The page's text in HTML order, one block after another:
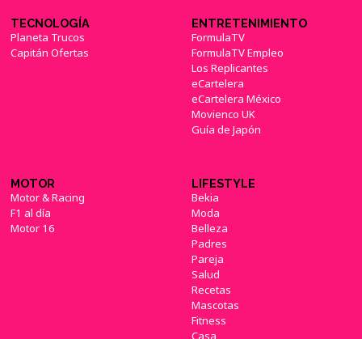
'Call of Duty: Black Ops IIII' se estrena en Japón
como el juego más vendido de la semana
El modo 'Blackout' de 'Black Ops 4' soporta
ahora 100 jugadores en dúos y 88 en
'Call of Duty: Black Ops 4' factura más de 500
millones de dólares en tan solo 3 días
TECNOLOGÍA
Planeta Trucos
Capitán Ofertas
ENTRETENIMIENTO
FormulaTV
FormulaTV Empleo
Los Replicantes
eCartelera
eCartelera México
Movienco UK
Guía de Japón
MOTOR
Motor & Racing
F1 al día
Motor 16
LIFESTYLE
Bekia
Moda
Belleza
Padres
Pareja
Salud
Recetas
Mascotas
Fitness
Casa